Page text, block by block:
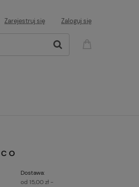
Zarejestruj się
Zaloguj się
Dostawa:
od 15,00 zł -